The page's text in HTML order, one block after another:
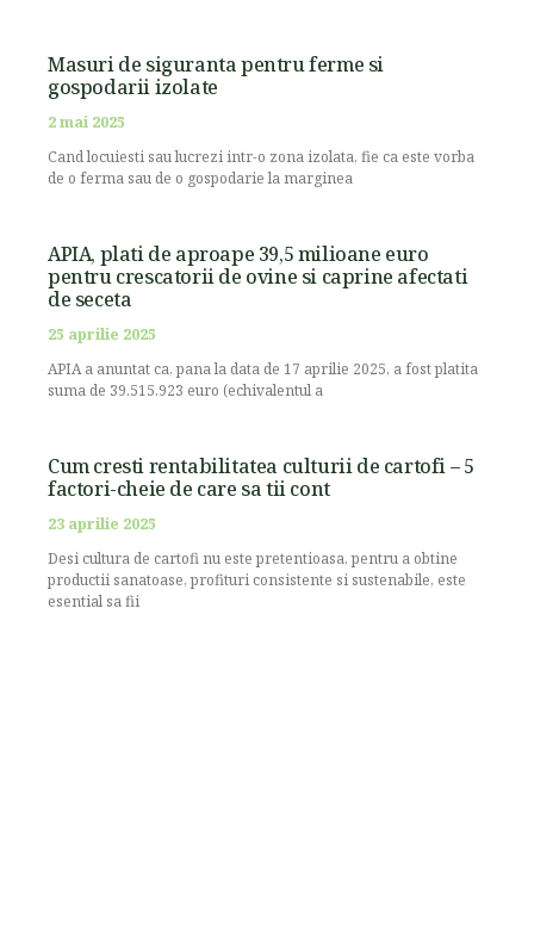
Masuri de siguranta pentru ferme si
gospodarii izolate
2 mai 2025
Cand locuiesti sau lucrezi intr-o zona izolata, fie ca este vorba
de o ferma sau de o gospodarie la marginea
APIA, plati de aproape 39,5 milioane euro
pentru crescatorii de ovine si caprine afectati
de seceta
25 aprilie 2025
APIA a anuntat ca, pana la data de 17 aprilie 2025, a fost platita
suma de 39.515.923 euro (echivalentul a
Cum cresti rentabilitatea culturii de cartofi – 5
factori-cheie de care sa tii cont
23 aprilie 2025
Desi cultura de cartofi nu este pretentioasa, pentru a obtine
productii sanatoase, profituri consistente si sustenabile, este
esential sa fii